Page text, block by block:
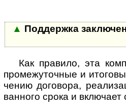
▲ Поддержка
Как правило, эта
про­ме­жу­точ­ные и
че­нию дого­вора,
ван­ного срока и